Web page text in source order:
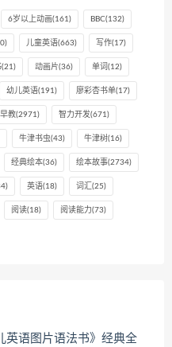
6岁以上动画(161) BBC(132)
儿童英语(663) 写作(17)
(21) 动画片(36) 单词 (12)
幼儿英语(191) 廖彩杏书单(17)
早教(2971) 智力开发(671)
牛津书虫(43) 牛津树(16)
经典绘本(36) 绘本故事(2734)
英语(18) 词汇 (25)
阅读(18) 阅读能力 (73)
英语图片语法书》经典全